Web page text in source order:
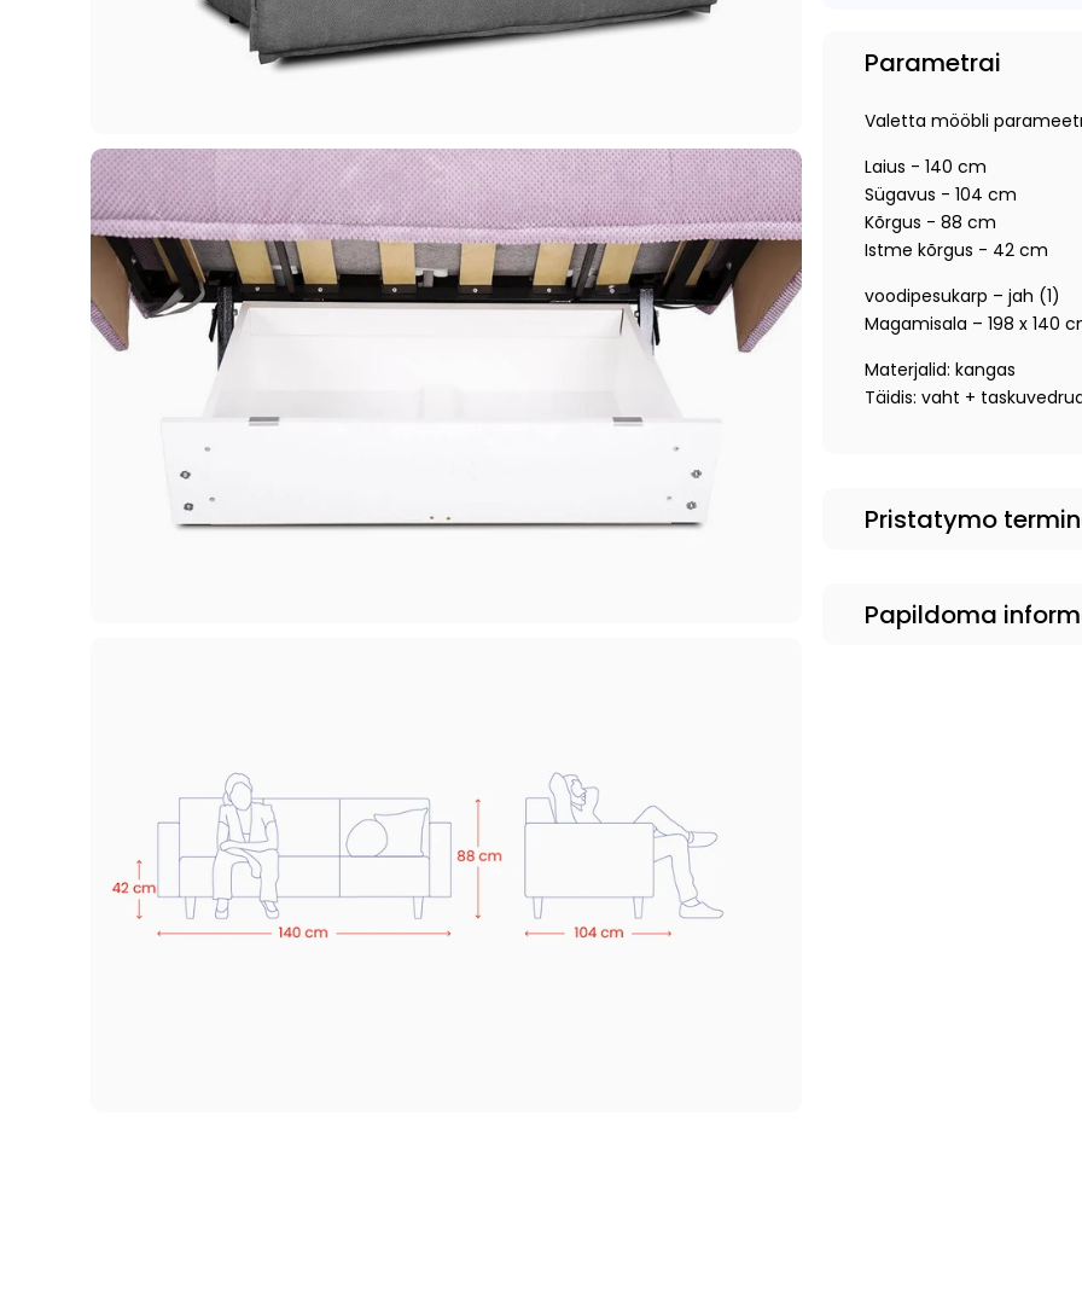
Parametrai
Valetta mööbli
Laius - 140 cm
Sügavus - 104 cm
Kõrgus - 88 cm
Istme kõrgus - 42 cm
voodipesukarp – jah (1)
Magamisala – 198 x 140
Materjalid: kangas
Täidis: vaht +
Pristatymo
Papildoma